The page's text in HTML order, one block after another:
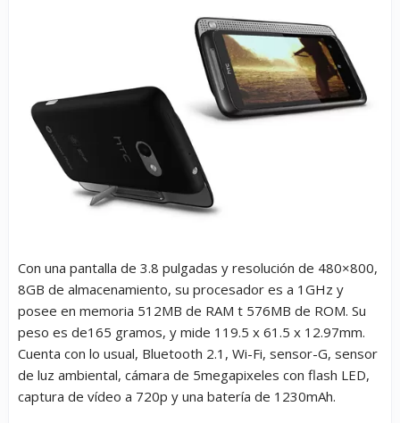
Con una pantalla de 3.8 pulgadas y resolución de 480×800,
8GB de almacenamiento, su procesador es a 1GHz y
posee en memoria 512MB de RAM t 576MB de ROM. Su
peso es de165 gramos, y mide 119.5 x 61.5 x 12.97mm.
Cuenta con lo usual, Bluetooth 2.1, Wi-Fi, sensor-G, sensor
de luz ambiental, cámara de 5megapixeles con flash LED,
captura de vídeo a 720p y una batería de 1230mAh.